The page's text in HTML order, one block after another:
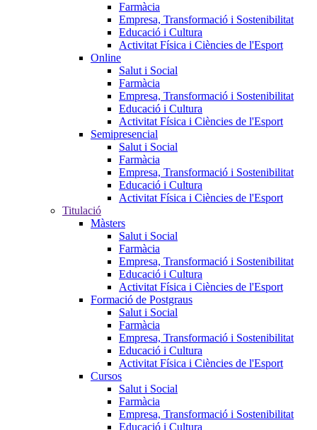
Farmàcia
Empresa, Transformació i Sostenibilitat
Educació i Cultura
Activitat Física i Ciències de l'Esport
Online
Salut i Social
Farmàcia
Empresa, Transformació i Sostenibilitat
Educació i Cultura
Activitat Física i Ciències de l'Esport
Semipresencial
Salut i Social
Farmàcia
Empresa, Transformació i Sostenibilitat
Educació i Cultura
Activitat Física i Ciències de l'Esport
Titulació
Màsters
Salut i Social
Farmàcia
Empresa, Transformació i Sostenibilitat
Educació i Cultura
Activitat Física i Ciències de l'Esport
Formació de Postgraus
Salut i Social
Farmàcia
Empresa, Transformació i Sostenibilitat
Educació i Cultura
Activitat Física i Ciències de l'Esport
Cursos
Salut i Social
Farmàcia
Empresa, Transformació i Sostenibilitat
Educació i Cultura